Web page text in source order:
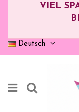
VIEL
Deutsch